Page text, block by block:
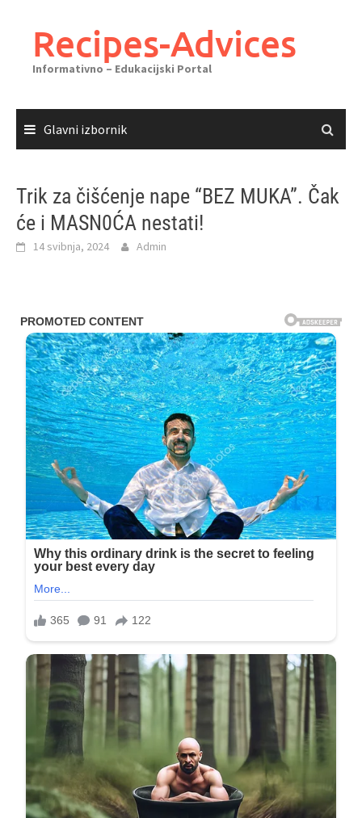
sadržajaRecipes-Advices
Informativno – Edukacijski Portal
Glavni izbornik
Trik za čišćenje nape “BEZ MUKA”. Čak
će i MASN0ĆA nestati!
14 svibnja, 2024 Admin